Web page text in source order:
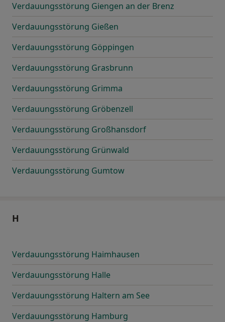
Verdauungsstörung Giengen an der Brenz
Verdauungsstörung Gießen
Verdauungsstörung Göppingen
Verdauungsstörung Grasbrunn
Verdauungsstörung Grimma
Verdauungsstörung Gröbenzell
Verdauungsstörung Großhansdorf
Verdauungsstörung Grünwald
Verdauungsstörung Gumtow
H
Verdauungsstörung Haimhausen
Verdauungsstörung Halle
Verdauungsstörung Haltern am See
Verdauungsstörung Hamburg